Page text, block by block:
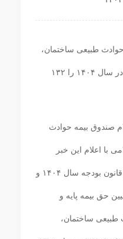
طبیعی ساختمان،
حداکثر سقف پرداخت خسارت در سال ۱۴۰۴ را ۱۳۲
صندوق بیمه حوادث
با اعلام این خبر
گفت: با توجه به تصویب و ابلاغ قانون بودجه سال ۱۴۰۴ و
آیین‌نامه تعیین حق بیمه پایه و
طبیعی ساختمان،